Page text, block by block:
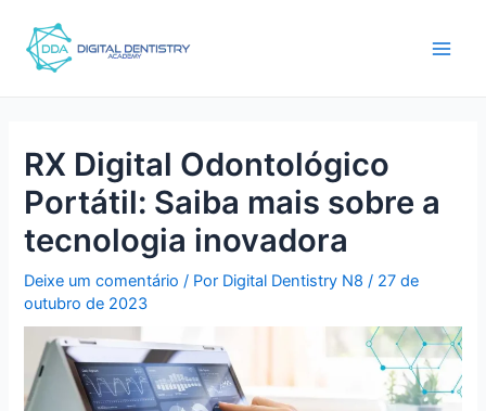
para
RX Digital Odontológico
Portátil: Saiba mais sobre a
tecnologia inovadora
Deixe um comentário / Por Digital Dentistry N8/ 27 de
outubro de 2023
navegação